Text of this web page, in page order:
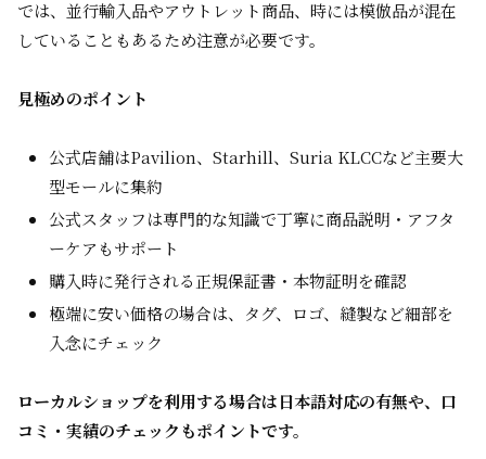
では、並行輸入品やアウトレット商品、時には模倣品が混在
していることもあるため注意が必要です。
見極めのポイント
公式店舗はPavilion、Starhill、Suria KLCCなど主要大
型モールに集約
公式スタッフは専門的な知識で丁寧に商品説明・アフタ
ーケアもサポート
購入時に発行される正規保証書・本物証明を確認
極端に安い価格の場合は、タグ、ロゴ、縫製など細部を
入念にチェック
ローカルショップを利用する場合は日本語対応の有無や、口
コミ・実績のチェックもポイントです。